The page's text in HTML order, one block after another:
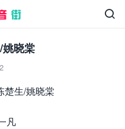

晓棠
楚生/姚晓棠
凡